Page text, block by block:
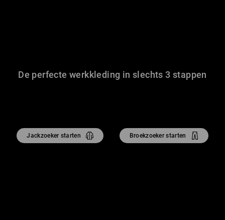
De perfecte werkkleding in slechts 3 stappen
Jackzoeker starten Broekzoeker starten